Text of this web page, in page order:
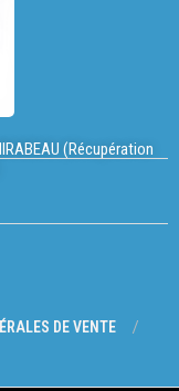
(Récupération
DE VENTE